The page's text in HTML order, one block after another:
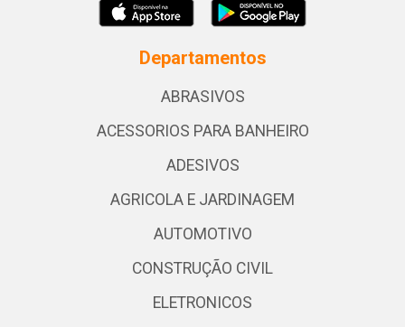
Departamentos
ABRASIVOS
ACESSORIOS PARA BANHEIRO
ADESIVOS
AGRICOLA E JARDINAGEM
AUTOMOTIVO
CONSTRUÇÃO CIVIL
ELETRONICOS